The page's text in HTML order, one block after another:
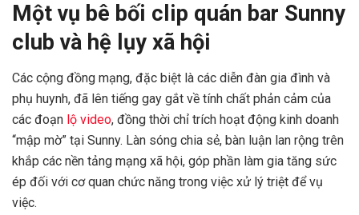
Một vụ bê bối clip quán bar Sunny
club và hệ lụy xã hội
Các cộng đồng mạng, đặc biệt là các diễn đàn gia đình và
phụ huynh, đã lên tiếng gay gắt về tính chất phản cảm của
các đoạn lộ video, đồng thời chỉ trích hoạt động kinh doanh
“mập mờ” tại Sunny. Làn sóng chia sẻ, bàn luận lan rộng trên
khắp các nền tảng mạng xã hội, góp phần làm gia tăng sức
ép đối với cơ quan chức năng trong việc xử lý triệt để vụ
việc.